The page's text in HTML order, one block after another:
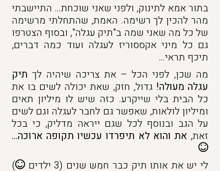
בתור אמא לתינוק, ולפני שאני שוכחת… התיישבתי
מהר להכין לך רשימה. האמת, שהתחלתי מרשימה
של כל מה שאני שמה ב"תיק עגלה", ובסוף הצטרפו
גם כל מיני אקססוריז לעגלה ועוד כמה דברים,
תיכף תראי…
מה שכן, לפני הכל – את צריכה שיהיה לך תיק
עגלה מעולה! גדול, חזק, שאת יכולה לשים בו את
כל הבית בלי שייקרע. כזה שיש לו מיליון תאים
ומיליון לולאות, שאפשר גם לחבר לעגלה וגם לשים
על הגב ובנוסף לכל שגם ייראה מדליק, כי בכל
זאת, את והוא לא תיפרדו עכשיו תקופה ארוכה…
לי יש את אותו תיק כבר חמש שנים (3 ילדים
)